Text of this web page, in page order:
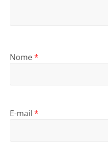
Nome*
E-mail *